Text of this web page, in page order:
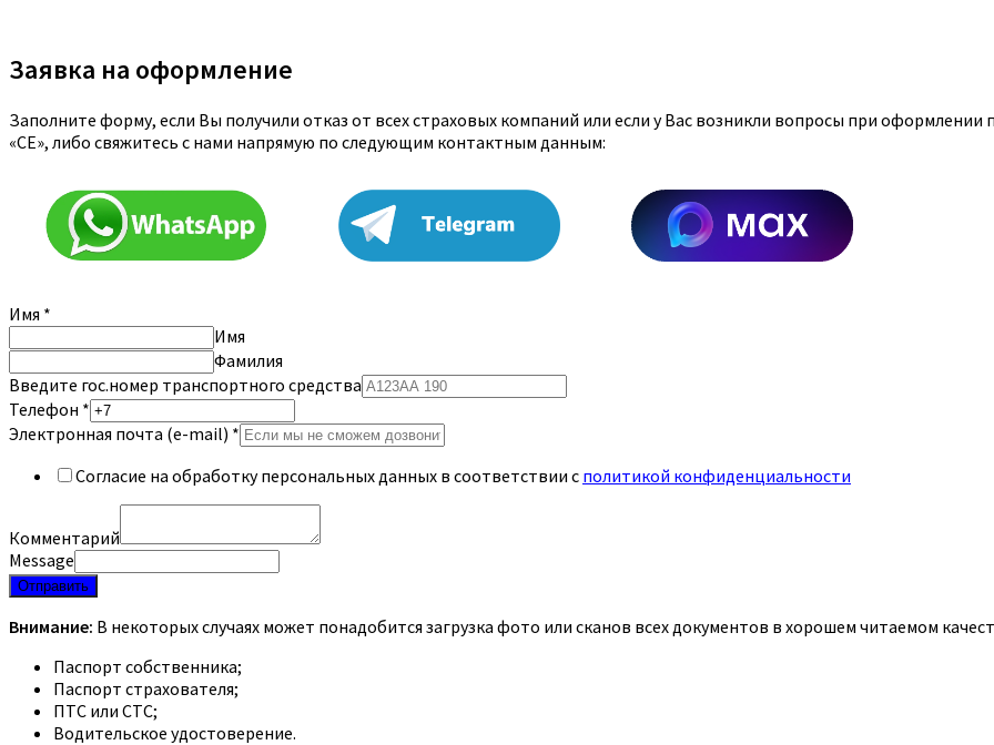
Заявка на оформление
Заполните форму, если Вы получили отказ от всех страховых компаний или если у Вас возникли вопросы при оформлении
«CE», либо свяжитесь с нами напрямую по следующим контактным данным:
Имя *
Имя
Фамилия
Введите гос.номер транспортного средства
Телефон *
Электронная почта (e-mail) *
Согласие на обработку персональных данных в соответствии с политикой конфиденциальности
Комментарий
Message
Отправить
Внимание: В некоторых случаях может понадобится загрузка фото или сканов всех документов в хорошем читаемом
Паспорт собственника;
Паспорт страхователя;
ПТС или СТС;
Водительское удостоверение.